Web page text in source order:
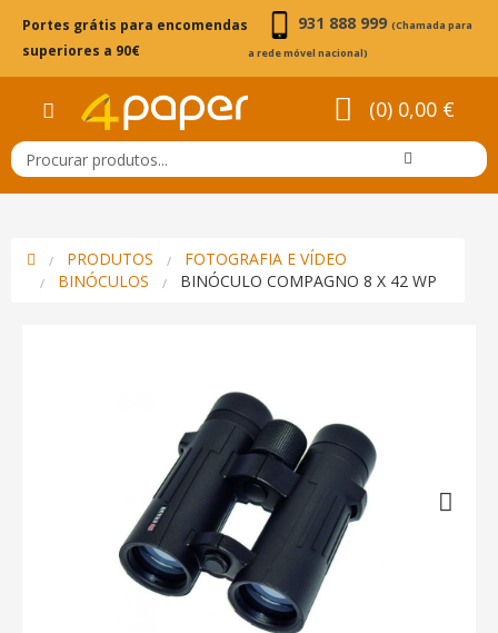
Portes grátis para encomendas
superiores a 90€
931 888 999 (Chamada para
a rede móvel nacional)
(0) 0,00 €
PRODUTOS
FOTOGRAFIA E VÍDEO
BINÓCULOS
BINÓCULO COMPAGNO 8 X 42 WP